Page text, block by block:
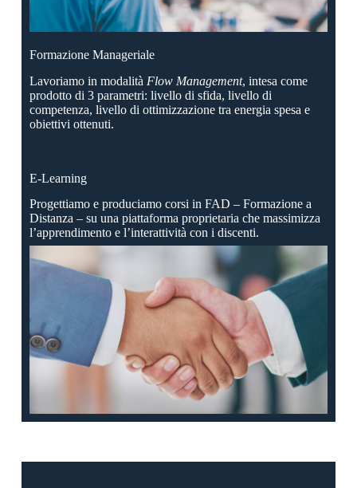
Formazione Manageriale
Lavoriamo in modalità Flow Management, intesa come
prodotto di 3 parametri: livello di sfida, livello di
competenza, livello di ottimizzazione tra energia spesa e
obiettivi ottenuti.
E-Learning
Progettiamo e produciamo corsi in FAD – Formazione a
Distanza – su una piattaforma proprietaria che massimizza
l’apprendimento e l’interattività con i discenti.